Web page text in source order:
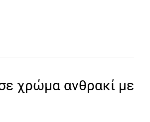
χρώμα ανθρακί με